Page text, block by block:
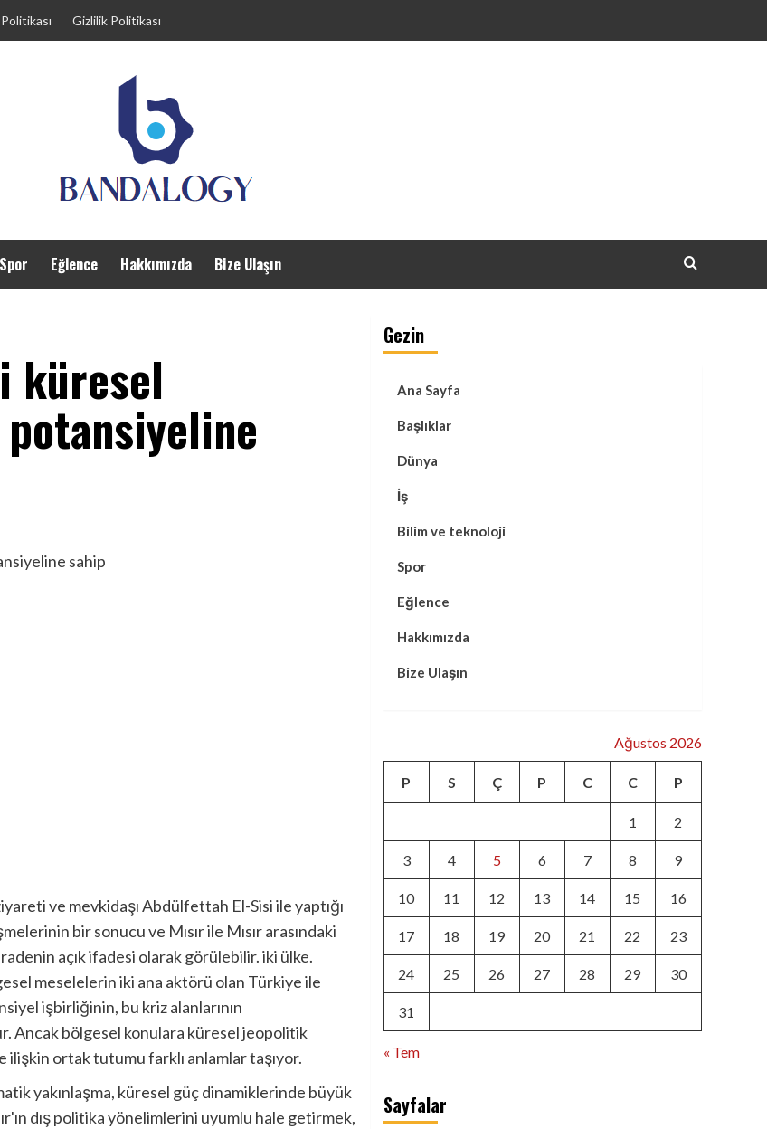
Gizlilik Politikası
Spor Eğlence Hakkımızda Bize Ulaşın
küresel
ve mevkidaşı Abdülfettah El-Sisi ile yaptığı
bir sonucu ve Mısır ile Mısır arasındaki
açık ifadesi olarak görülebilir. iki ülke.
meselelerin iki ana aktörü olan Türkiye ile
işbirliğinin, bu kriz alanlarının
Ancak bölgesel konulara küresel jeopolitik
ilişkin ortak tutumu farklı anlamlar taşıyor.
yakınlaşma, küresel güç dinamiklerinde büyük
dış politika yönelimlerini uyumlu hale getirmek,
Gezin
Ana Sayfa
Başlıklar
Dünya
İş
Bilim ve teknoloji
Spor
Eğlence
Hakkımızda
Bize Ulaşın
Ağustos 2026
P S Ç P C C P
1 2
3 4 5 6 7 8 9
10 11 12 13 14 15 16
17 18 19 20 21 22 23
24 25 26 27 28 29 30
31
« Tem
Sayfalar